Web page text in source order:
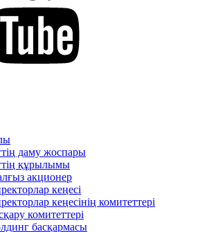
даму жоспары
құрылымы
акционер
кеңесі
кеңесінің комитеттері
комитеттері
басқармасы